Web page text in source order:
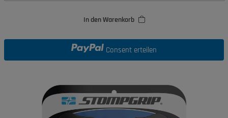
In den Warenkorb
Consent erteilen